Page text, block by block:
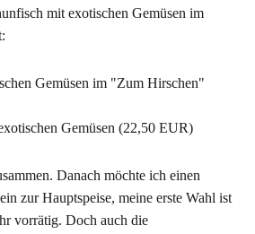
mit exotischen Gemüsen im
Gemüsen (22,50 EUR)
Danach möchte ich einen
zur Hauptspeise, meine erste Wahl ist
vorrätig. Doch auch die